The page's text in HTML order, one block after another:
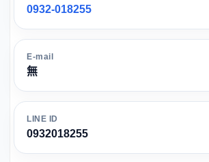
0932-018255
E-mail
無
LINE ID
0932018255